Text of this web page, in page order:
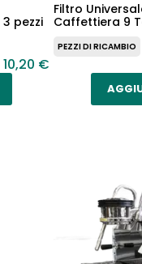
pezzi
10,20 €
Filtro
Caffettiera 9
PEZZI DI RICAMBIO